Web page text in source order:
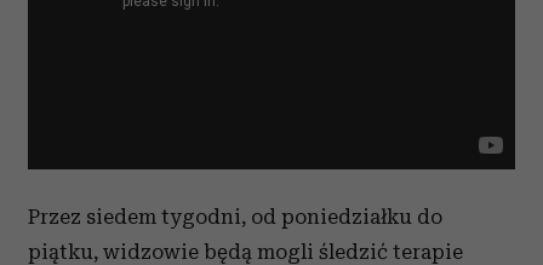
Przez siedem tygodni, od poniedziałku do
piątku, widzowie będą mogli śledzić terapie